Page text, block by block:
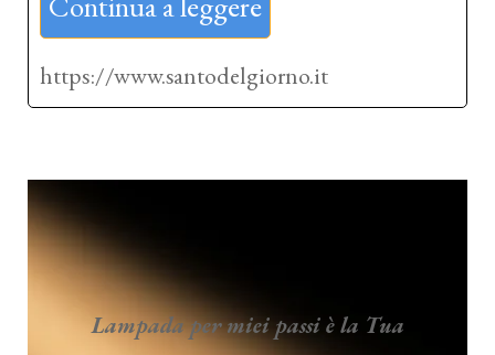
https://www.santodelgiorno.it
Lampada per miei passi è la Tua